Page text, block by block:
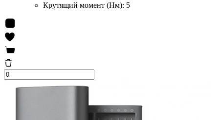
Крутящий момент (Нм): 5